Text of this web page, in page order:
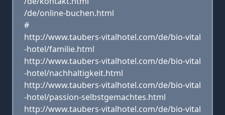
/de/online-buchen.html
#
http://www.taubers-vitalhotel.com/de/bio-vital
-hotel/familie.html
http://www.taubers-vitalhotel.com/de/bio-vital
-hotel/nachhaltigkeit.html
http://www.taubers-vitalhotel.com/de/bio-vital
-hotel/passion-selbstgemachtes.html
http://www.taubers-vitalhotel.com/de/bio-vital